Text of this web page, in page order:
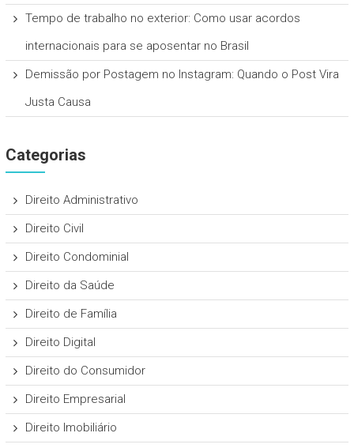
Tempo de trabalho no exterior: Como usar acordos
internacionais para se aposentar no Brasil
Demissão por Postagem no Instagram: Quando o Post Vira
Justa Causa
Categorias
Direito Administrativo
Direito Civil
Direito Condominial
Direito da Saúde
Direito de Família
Direito Digital
Direito do Consumidor
Direito Empresarial
Direito Imobiliário